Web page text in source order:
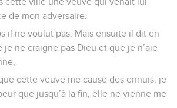
de mon adversaire.
il ne voulut pas. Mais ensuite il dit en
je ne craigne pas Dieu et que je n’aie
cette veuve me cause des ennuis, je
que jusqu’à la fin, elle ne vienne me